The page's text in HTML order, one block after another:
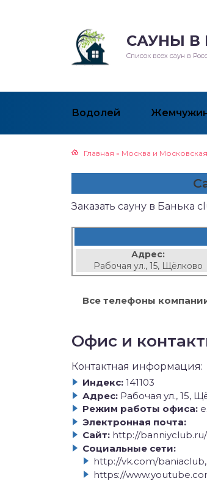
САУНЫ В
Список всех саун в
Водолей
Главная » Москва и
Заказать сауну в
Адрес:
Рабочая ул., 15, Щёлково
Все телефоны
Офис и
Контактная информация:
Индекс: 141103
Адрес: Рабочая ул., 15,
Режим работы офиса:
Электронная почта:
Сайт: http://banniyclub.ru/
Социальные сети:
http://vk.com/
https://